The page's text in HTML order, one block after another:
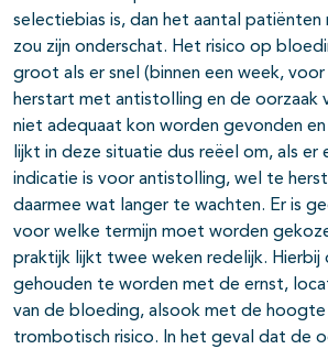
selectiebias is, dan het aantal
zou zijn onderschat. Het risico op
groot als er snel (binnen een week,
herstart met antistolling en de oorzaak
niet adequaat kon worden gevonden
lijkt in deze situatie dus reëel om, als er
indicatie is voor antistolling, wel te
daarmee wat langer te wachten. Er is
voor welke termijn moet worden
praktijk lijkt twee weken redelijk. Hierbij
gehouden te worden met de ernst,
van de bloeding, alsook met de hoogte
trombotisch risico. In het geval dat de